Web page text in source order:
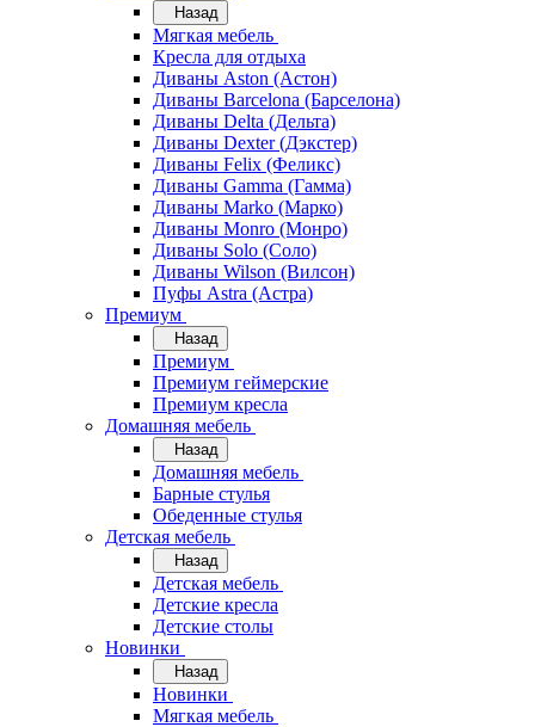
Назад
Мягкая мебель
Кресла для отдыха
Диваны Aston (Астон)
Диваны Barcelona (Барселона)
Диваны Delta (Дельта)
Диваны Dexter (Дэкстер)
Диваны Felix (Феликс)
Диваны Gamma (Гамма)
Диваны Marko (Марко)
Диваны Monro (Монро)
Диваны Solo (Соло)
Диваны Wilson (Вилсон)
Пуфы Astra (Астра)
Премиум
Назад
Премиум
Премиум геймерские
Премиум кресла
Домашняя мебель
Назад
Домашняя мебель
Барные стулья
Обеденные стулья
Детская мебель
Назад
Детская мебель
Детские кресла
Детские столы
Новинки
Назад
Новинки
Мягкая мебель